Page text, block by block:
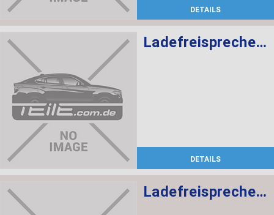
DETAILS
Ladefreisprechelektronik High BASIS SVS MULF2
DETAILS
Ladefreisprechelektronik High BASIS SVS MULF2